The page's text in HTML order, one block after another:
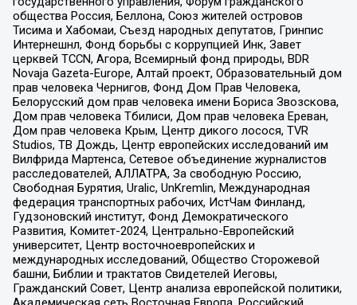
общества Россия, Беллона, Союз жителей островов
Тисима и Хабомаи, Съезд народных депутатов, Гринпис
Интернешнл, Фонд борьбы с коррупцией Инк, Завет
церквей TCCN, Агора, Всемирный фонд природы, BDR
Novaja Gazeta-Europe, Алтай проект, Образовательный дом
прав человека Чернигов, Фонд Дом Прав Человека,
Белорусский дом прав человека имени Бориса Звозскова,
Дом прав человека Тбилиси, Дом прав человека Ереван,
Дом прав человека Крым, Центр дикого лосося, TVR
Studios, ТВ Дождь, Центр европейских исследований им
Вилфрида Мартенса, Сетевое объединение журналистов
расследователей, АЛЛАТРА, За свободную Россию,
Свободная Бурятия, Uralic, UnKremlin, Международная
федерация транспортных рабочих, ИстЧам Финланд,
Гудзоновский институт, Фонд Демократического
Развития, Комитет-2024, Центрально-Европейский
университет, Центр восточноевропейских и
международных исследований, Общество Сторожевой
башни, Библии и трактатов Свидетелей Иеговы,
Гражданский Совет, Центр анализа европейской политики,